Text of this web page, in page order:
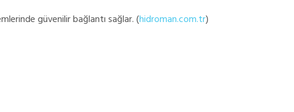
güvenilir bağlantı sağlar. (hidroman.com.tr)